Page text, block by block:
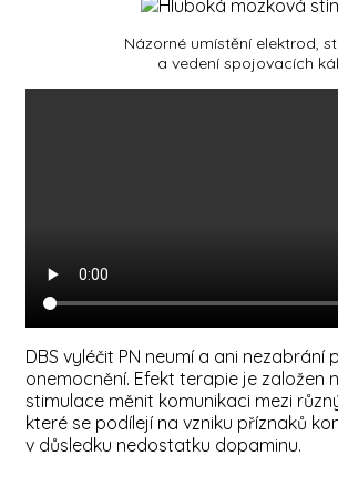
Názorné umístění elektrod,
a vedení spojovacích
DBS vyléčit PN neumí a ani
onemocnění. Efekt terapie je založen
stimulace měnit komunikaci mezi
které se podílejí na vzniku příznaků
v důsledku nedostatku dopaminu.